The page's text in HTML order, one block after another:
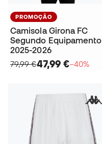
PROMOÇÃO
Camisola Girona FC
Segundo Equipamento
2025-2026
79,99 €47,99 €−40%